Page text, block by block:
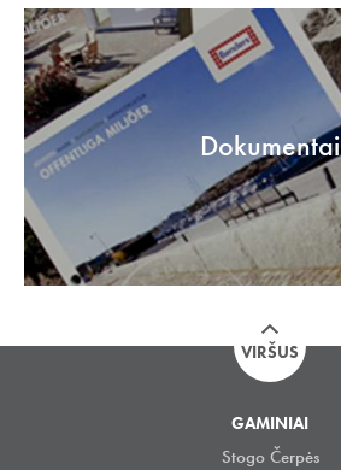
Dokumentai
VIRŠUS
GAMINIAI
Stogo Čerpės